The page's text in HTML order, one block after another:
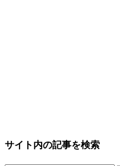
サイト内の記事を検索